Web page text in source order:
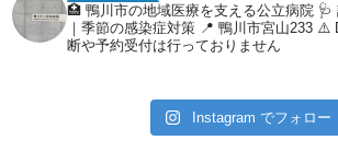
🏥 鴨川市の地域医療を支える公立病院 🩺
｜季節の感染症対策 📍 鴨川市宮山233 ⚠️
断や予約受付は行っておりません
Instagram でフォロー